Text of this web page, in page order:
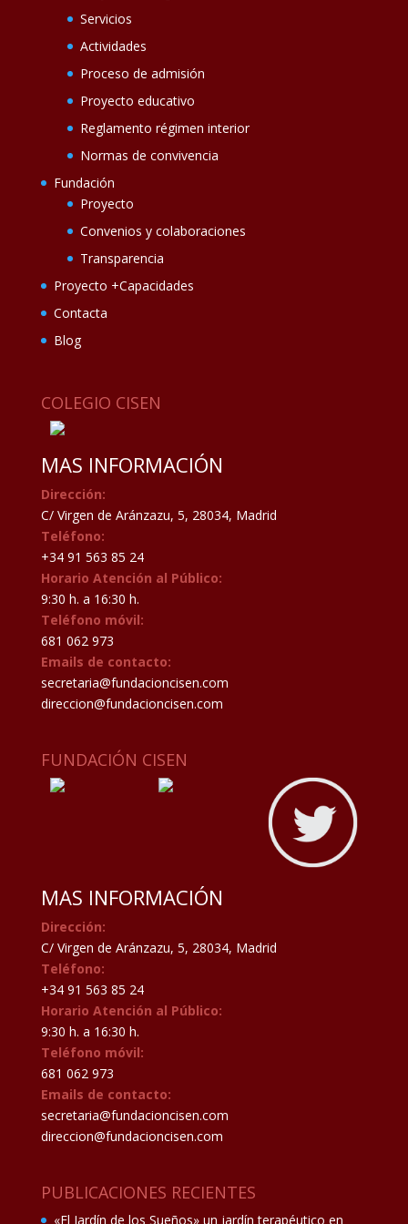
Servicios
Actividades
Proceso de admisión
Proyecto educativo
Reglamento régimen interior
Normas de convivencia
Fundación
Proyecto
Convenios y colaboraciones
Transparencia
Proyecto +Capacidades
Contacta
Blog
COLEGIO CISEN
MAS INFORMACIÓN
Dirección:
C/ Virgen de Aránzazu, 5, 28034, Madrid
Teléfono:
+34 91 563 85 24
Horario Atención al Público:
9:30 h. a 16:30 h.
Teléfono móvil:
681 062 973
Emails de contacto:
secretaria@fundacioncisen.com
direccion@fundacioncisen.com
FUNDACIÓN CISEN
MAS INFORMACIÓN
Dirección:
C/ Virgen de Aránzazu, 5, 28034, Madrid
Teléfono:
+34 91 563 85 24
Horario Atención al Público:
9:30 h. a 16:30 h.
Teléfono móvil:
681 062 973
Emails de contacto:
secretaria@fundacioncisen.com
direccion@fundacioncisen.com
PUBLICACIONES RECIENTES
«El Jardín de los Sueños» un jardín terapéutico en